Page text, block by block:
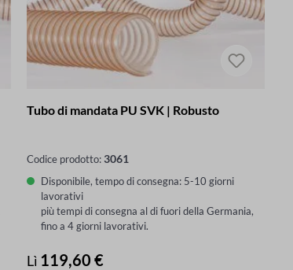
Tubo di mandata PU SVK | Robusto
Codice prodotto:3061
Disponibile, tempo di consegna: 5-10 giorni
lavorativi
più tempi di consegna al di fuori della Germania,
fino a 4 giorni lavorativi.
Prezzo normale:
Lì 119,60 €